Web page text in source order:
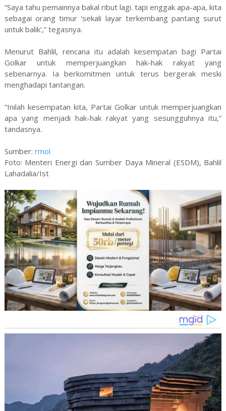
“Saya tahu pemainnya bakal ribut lagi. tapi enggak apa-apa, kita
sebagai orang timur 'sekali layar terkembang pantang surut
untuk balik',” tegasnya.
Menurut Bahlil, rencana itu adalah kesempatan bagi Partai
Golkar untuk memperjuangkan hak-hak rakyat yang
sebenarnya. Ia berkomitmen untuk terus bergerak meski
menghadapi tantangan.
“Inilah kesempatan kita, Partai Golkar untuk memperjuangkan
apa yang menjadi hak-hak rakyat yang sesungguhnya itu,”
tandasnya.
Sumber: rmol
Foto: Menteri Energi dan Sumber Daya Mineral (ESDM), Bahlil
Lahadalia/Ist